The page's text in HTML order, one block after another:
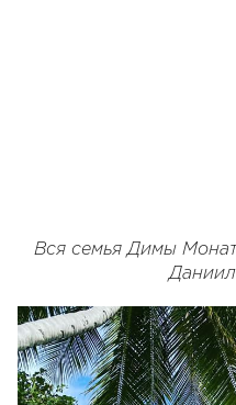
Вся семья Димы